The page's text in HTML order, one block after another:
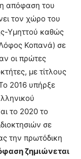
η απόφαση του
τον χώρο του
Υμηττού καθώς
Κοπανά) σε
οι πρώτες
με τίτλους
2016 υπήρξε
το 2020 το
σε
την πρωτόδικη
ζημιώνεται